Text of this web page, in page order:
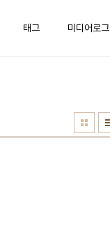
태그 미디어로그